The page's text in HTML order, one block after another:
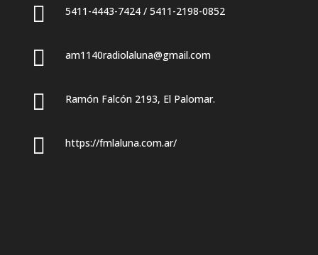
 5411-4443-7424 / 5411-2198-0852
 am1140radiolaluna@gmail.com
 Ramón Falcón 2193, El Palomar.
 https://fmlaluna.com.ar/